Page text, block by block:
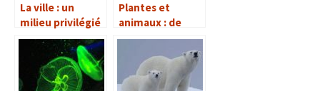
La ville : un
milieu privilégié
pour les insectes
Plantes et
animaux : de
nouveaux venus
en ville ?